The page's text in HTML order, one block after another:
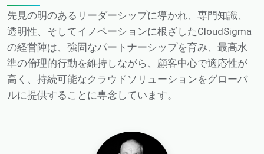
先見の明のあるリーダーシップに導かれ、専門知識、
透明性、そしてイノベーションに根ざしたCloudSigma
の経営陣は、強固なパートナーシップを育み、最高水
準の倫理的行動を維持しながら、顧客中心で適応性が
高く、持続可能なクラウドソリューションをグローバ
ルに提供することに専念しています。